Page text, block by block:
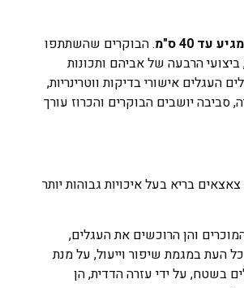
. הבוקרים שהשתתפו
הרבעה של אביהם ותכונות
אישורי בדיקות ווטרינריות,
יושבים הבוקרים והכרוז עורך
בריא בעל איכויות גבוהות יותר
והן הרוכשים את העגלים,
העת במגמת שיפור וייעול, על מנת
בשטח, על ידי עזרה הדדית, הן